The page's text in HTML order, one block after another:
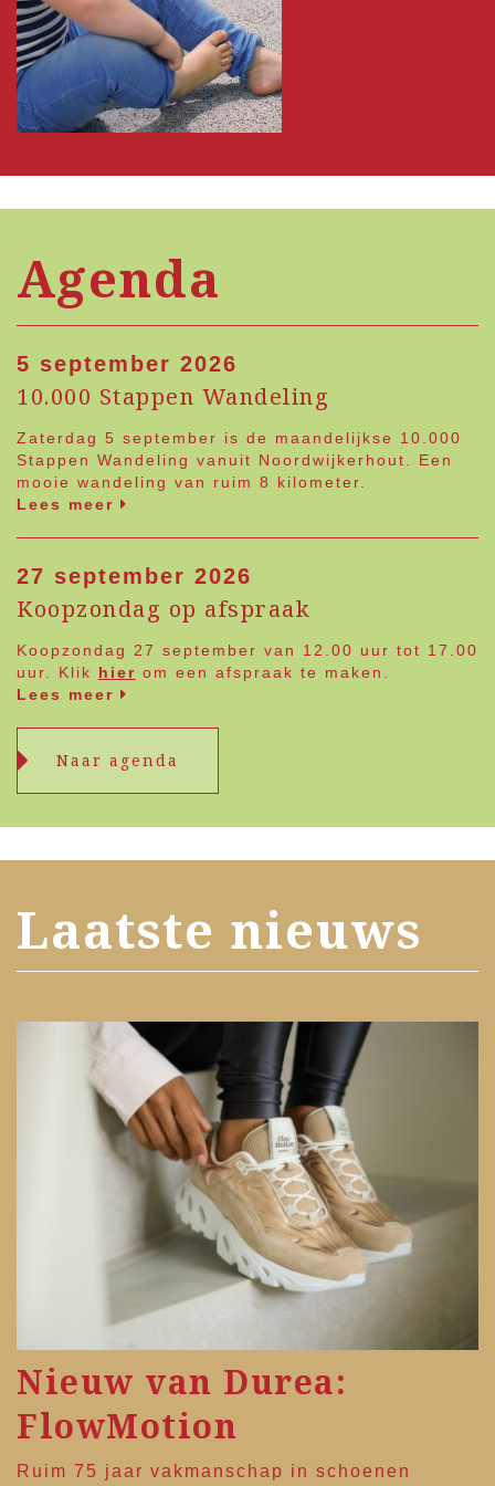
Agenda
5 september 2026
10.000 Stappen Wandeling
Zaterdag 5 september is de maandelijkse 10.000
Stappen Wandeling vanuit Noordwijkerhout. Een
mooie wandeling van ruim 8 kilometer.
Lees meer
27 september 2026
Koopzondag op afspraak
Koopzondag 27 september van 12.00 uur tot 17.00
uur. Klik hier om een afspraak te maken.
Lees meer
Naar agenda
Laatste nieuws
Nieuw van Durea:
FlowMotion
Ruim 75 jaar vakmanschap in schoenen